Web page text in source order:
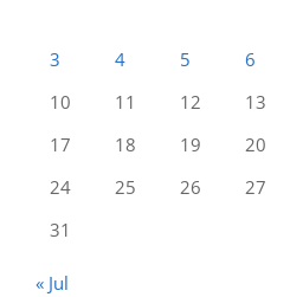
3
4 5 6
10
11 12 13
17
18 19 20
24
25 26 27
31
« Jul